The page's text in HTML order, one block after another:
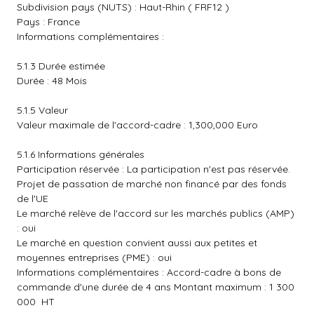
Subdivision pays (NUTS) : Haut-Rhin ( FRF12 )
Pays : France
Informations complémentaires :
5.1.3 Durée estimée
Durée : 48 Mois
5.1.5 Valeur
Valeur maximale de l'accord-cadre : 1,300,000 Euro
5.1.6 Informations générales
Participation réservée : La participation n'est pas réservée.
Projet de passation de marché non financé par des fonds
de l'UE
Le marché relève de l'accord sur les marchés publics (AMP)
: oui
Le marché en question convient aussi aux petites et
moyennes entreprises (PME) : oui
Informations complémentaires : Accord-cadre à bons de
commande d'une durée de 4 ans Montant maximum : 1 300
000  HT